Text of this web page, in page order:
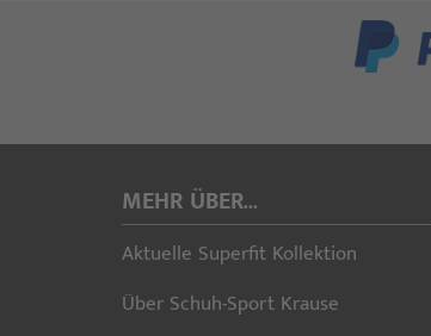
MEHR ÜBER...
Aktuelle Superfit Kollektion
Über Schuh-Sport Krause